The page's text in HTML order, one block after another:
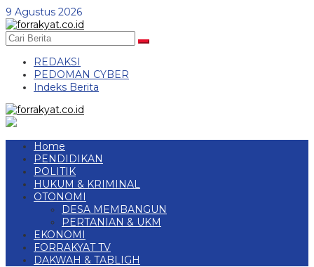
Skip
to
content
9 Agustus 2026
REDAKSI
PEDOMAN CYBER
Indeks Berita
Home
PENDIDIKAN
POLITIK
HUKUM & KRIMINAL
OTONOMI
DESA MEMBANGUN
PERTANIAN & UKM
EKONOMI
FORRAKYAT TV
DAKWAH & TABLIGH